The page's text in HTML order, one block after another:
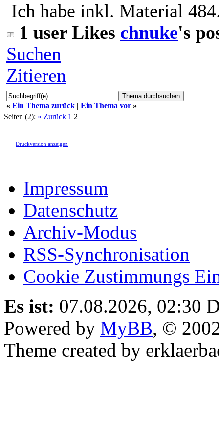
Ich habe inkl. Material
1 user Likes chnuke's
Suchen
Zitieren
« Ein Thema zurück | Ein Thema vor »
Seiten (2): « Zurück 1 2
Druckversion anzeigen
Impressum
Datenschutz
Archiv-Modus
RSS-Synchronisation
Cookie Zustimmungs
Es ist: 07.08.2026, 02:30
Powered by MyBB, ©
Theme created by